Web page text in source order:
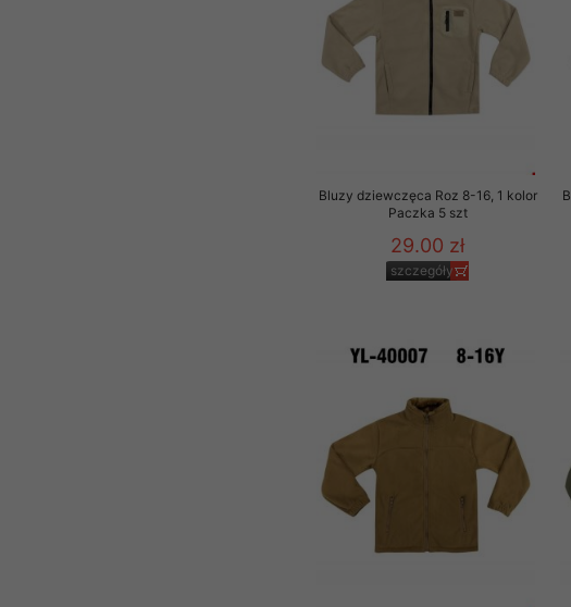
Bluzy dziewczęca Roz 8-16, 1 kolor
Paczka 5 szt
29.00 zł
szczegóły